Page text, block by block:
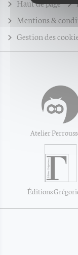
Haut de page
Mentions &
Gestion des
Atelier
Éditions